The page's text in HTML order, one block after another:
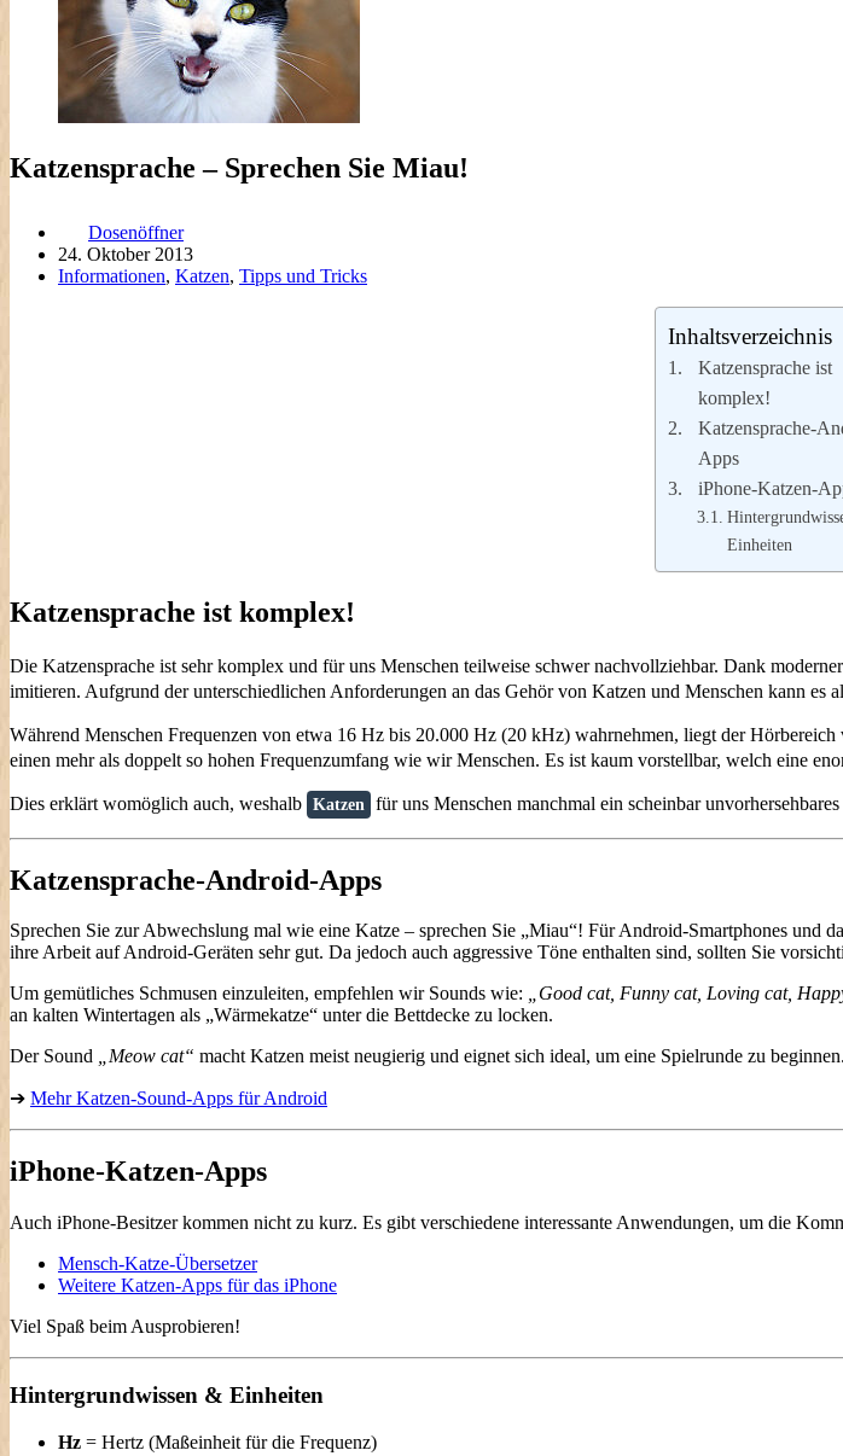
Katzensprache – Sprechen Sie Miau!
Dosenöffner
24. Oktober 2013
Informationen, Katzen, Tipps und Tricks
Inhaltsverzeichnis
Katzensprache ist
komplex!
Katzensprache-
Apps
iPhone-Katzen-
Einheiten
Katzensprache ist komplex!
Die Katzensprache ist sehr komplex und für uns Menschen teilweise schwer nachvollziehbar. Dank
imitieren. Aufgrund der unterschiedlichen Anforderungen an das Gehör von Katzen und Menschen kann es
Während Menschen Frequenzen von etwa 16 Hz bis 20.000 Hz (20 kHz) wahrnehmen, liegt der Hörbereich
einen mehr als doppelt so hohen Frequenzumfang wie wir Menschen. Es ist kaum vorstellbar, welch eine
Dies erklärt womöglich auch, weshalb Katzen für uns Menschen manchmal ein scheinbar
Katzensprache-Android-Apps
Sprechen Sie zur Abwechslung mal wie eine Katze – sprechen Sie „Miau“! Für Android-Smartphones und
ihre Arbeit auf Android-Geräten sehr gut. Da jedoch auch aggressive Töne enthalten sind, sollten Sie
Um gemütliches Schmusen einzuleiten, empfehlen wir Sounds wie: „Good cat, Funny cat, Loving cat,
an kalten Wintertagen als „Wärmekatze“ unter die Bettdecke zu locken.
Der Sound „Meow cat“ macht Katzen meist neugierig und eignet sich ideal, um eine Spielrunde zu beginnen.
➔ Mehr Katzen-Sound-Apps für Android
iPhone-Katzen-Apps
Auch iPhone-Besitzer kommen nicht zu kurz. Es gibt verschiedene interessante Anwendungen, um die
Mensch-Katze-Übersetzer
Weitere Katzen-Apps für das iPhone
Viel Spaß beim Ausprobieren!
Hintergrundwissen & Einheiten
Hz = Hertz (Maßeinheit für die Frequenz)